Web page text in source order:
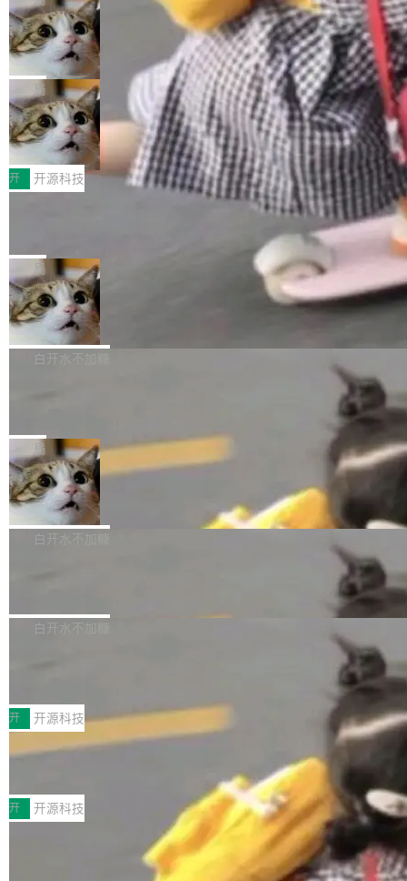
现实 过去两年，CIO们的焦虑清单上多了两项：
一是如何让大模型和智能体应用安全地从PoC走
向生产，二是如何让测试团队跟得上AI应用...
设置，如果用布尔值 + 可空字段来表示——bool
ean 表示是否可切换，nullable 的默认模式、浅
色方案、深色方案——会产生大量无意义的组
合。方案缺了、配置冲突了、全 null 了。要知道
哪些组合有效，作者说，你得靠"文档、校验、或
者部落知识"。 换个写法。Rust 的 enum，两个
变体：Switchable...
个"AI 知识库 + 聊天机器人"——每个大厂都在
做，没什么新鲜的。 但 Kenton Varda 在 Twitte
r 上把事情说清楚了： 今天我们发布了 Cloudfla
re OS，一个带连接器的聊天机器人，跟其他所
有科技公司做的一样。只不过，实际上它不一
样。这是 Sandstorm.io 的重制版，我十年前的
那个创业公司。不同的是，这次它构建在 Cloudf
lare Workers 上——我花了九年时间搭建的平台
——并且深度集成了 AI。这基本上是我十年秘密
Deno 团队开源 Celld，可自托管的分
布式 Durable Objects
Ryan Dahl 领导的 Deno 团队推出了最新开源项
目 Celld，一个能在自己机器上运行 Cloudflare
Workers 和 Durable Objects 的守护进程。 设
计思路很直接：每个对象是一个独立的 SQLite
数据库，按名称寻址，复制到你自己的 S3 兼容
存储库里。节点之间只通过这个存储库协调——
没有控制平面，没有共识协议。每个对象自带一
个小型数据库，应用天然按分片构建，单个数据
库的竞争和爆炸半径问题在设计层面就被消除
了。 闲置的 cell 会休眠到几乎不占资源。当 cel
l 迁移或唤醒时，新宿主从 S3 恢复 SQLite 数据
库继续执行。存储库是持久化的唯一真相...
局
鲁大师7月新机性能/流畅/AI榜：vivo夺
性能、流畅双第一，三星Galaxy Z系列
新折叠缺席
2026年7月的手机市场，由于存储等硬件成本暴
增，手机厂商的日子也不好过啊，新机速度明显
放缓，因此硝烟味淡了许多。新机参数规格除开
高价的三星折叠（三星Galaxy Z Fold8 Ultra / Z
Fold8 / Z Flip8）外，其余要么是中低端机器，
例如iQOO Z11i、REDMI Note 17、REDMI No
te 17 Pro、OPPO K15，要么是vivo X300 E这
样的次旗舰。 Galaxy Z Fold8 Ultra / Z Fold8 /
Z Flip8三款折叠屏新机均在7月22日发布，且全
部搭载骁龙8 Elite Gen5 for Galaxy，它们本该
开 开源科技
Zed 编辑器团队发布了新项目——DeltaDB，一
个在 git commit 之间记录每一次编辑操作的版
本控制系统。目前处于 Early Access 阶段。 De
ltaDB 的核心思路直接写在 landing page 最显
眼的位置：「Software is made between com
mits」——软件是在 commit 之间写出来的。git
是把这段空隙补上。 回退到任何一次编辑：Delt
aDB 捕获 commit 之间的每一次操作，...
局
SpaceXAI 单季资本开支达 183 亿美元
根据风险投资人Tomer Tunguz 博客（VC 分
析）披露的最新分析与第二季度业绩报告，Spac
微软同期总资本开支的四成。 与亚马逊、Alpha
bet、微软以及 Meta 等传统科技巨头相比，Spa
ceXAI的资金消耗速度尤为引人瞩目。然而，支
撑庞大支出的资金来源却呈现出截然不同的面
貌。数据显示，微软和 Meta 主要依托充沛的经
白开水不加糖
一个在终端里运行的编程 agent；Muse Spark
1.2，驱动这个 agent 的新模型。一句话概括：
你可以用 curl -fsSL https://dev.meta.ai/install.
sh | bash 安装一个能在大项目里自动规划、写
代码、验证结果的 AI 终端工具。 据介绍，Muse
个主 agent 循环，外加一组后台 agent。这些后
局
美团开源 LoHoSearch，用知识图谱校
准 AI 能力认知
机器出题的前提，是让机器拥有全局视野。整个
构建流程可以分为四个环节：建图 → 控制难度
白开水不加糖
库，并将作为transport接入Mooncake TENT。
MPComm将作为一种传输引擎接入Mooncake T
ENT，实现零拷贝传输性能提升30%、非零拷贝
传输性能最高提升5倍。UCL-MPComm底层基
于自研UCL-Engine通信引擎，后续腾讯网平将
持续开源更多基于UCL-Engine的高性能通信组
件。 腾讯网平团队在UCL-MPComm中实现了一
个独立于业务线程的全局通信引擎（Engine），
白开水不加糖
型案例入选名单》，深信服“面向企业研发场景的
开源 AI 编程平台 CoStrict 应用”凭借卓越的技术
创新与落地成效成功入选。 全链路私有化部署，
助力企业AI研发安全落地 当前，越来越多企业已
经开始引入 AI Coding 工具，通过调用公有云模
型或企业内部部署模型提升研发效率。但随着 AI
Coding 从个人辅助工具逐步走向团队级、组织
级应用，企业在规模化落地过程中，对安全性、
开 开源科技
深信服AI算力网关入选工信部人工智能
前不久，工业和信息化部正式发布《2025年人工
智能应用典型案例名单》，集中展示人工智能在
各领域的应用成果，覆盖技术底座、行业赋能、
产品应用、支撑保障、专题等五大方向。深信服
AI算力网关（AI创新平台）成功入选！ 随着各行
开 开源科技
Jeff Dean 离开 Google：一个时代的结
束，一个实验室的开始
Google 员工编号 20。MapReduce 作者之一。